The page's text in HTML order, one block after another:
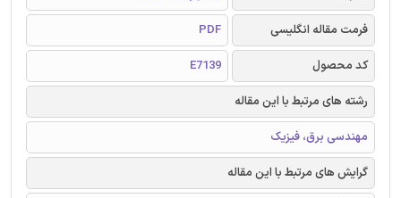
فرمت مقاله انگلیسی
PDF
کد محصول
E7139
رشته های مرتبط با این مقاله
مهندسی برق، فیزیک
گرایش های مرتبط با این مقاله